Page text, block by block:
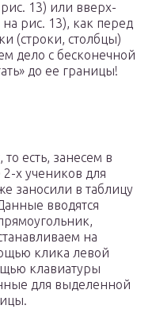
13) или вверх-
рис. 13), как перед
(строки, столбцы)
дело с бесконечной
до ее границы!
есть, занесем в
х учеников для
заносили в таблицу
вводятся
на
клика левой
клавиатуры
для выделенной